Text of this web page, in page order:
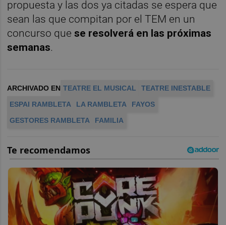
propuesta y las dos ya citadas se espera que
sean las que compitan por el TEM en un
concurso quese resolverá en las próximas
semanas.
ARCHIVADO EN TEATRE EL MUSICAL
TEATRE INESTABLE
ESPAI RAMBLETA
LA RAMBLETA
FAYOS
GESTORES RAMBLETA
FAMILIA